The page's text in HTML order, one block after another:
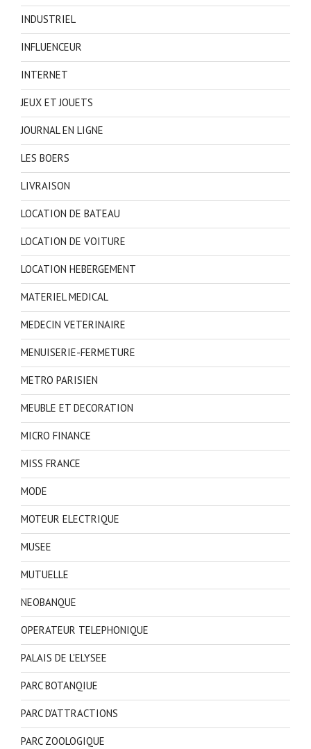
INDUSTRIEL
INFLUENCEUR
INTERNET
JEUX ET JOUETS
JOURNAL EN LIGNE
LES BOERS
LIVRAISON
LOCATION DE BATEAU
LOCATION DE VOITURE
LOCATION HEBERGEMENT
MATERIEL MEDICAL
MEDECIN VETERINAIRE
MENUISERIE-FERMETURE
METRO PARISIEN
MEUBLE ET DECORATION
MICRO FINANCE
MISS FRANCE
MODE
MOTEUR ELECTRIQUE
MUSEE
MUTUELLE
NEOBANQUE
OPERATEUR TELEPHONIQUE
PALAIS DE L'ELYSEE
PARC BOTANQIUE
PARC D'ATTRACTIONS
PARC ZOOLOGIQUE